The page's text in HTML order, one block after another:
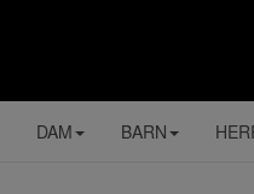
DAM BARN